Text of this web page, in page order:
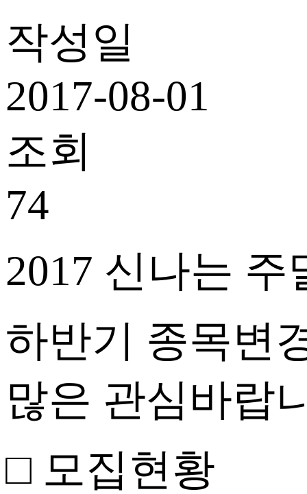
작성일
2017-08-01
조회
74
2017 신나는
하반기 종목변
많은 관심바랍
□ 모집현황